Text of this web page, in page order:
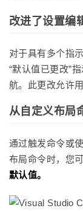
改进了设置编
对于具有多个指
“默认值已更改”
航。此更改允许
从自定义布局
通过触发命令或
布局命令时，您
默认值。